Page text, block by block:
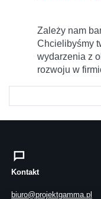
Zależy nam
Chcielibyśmy
wydarzenia z
rozwoju w
Kontakt
biuro@projektgamma.pl